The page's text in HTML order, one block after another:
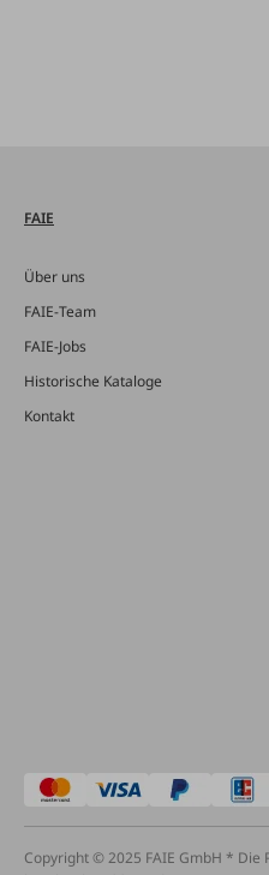
FAIE
Über uns
FAIE-Team
FAIE-Jobs
Historische Kataloge
Kontakt
Copyright © 2025 FAIE GmbH *